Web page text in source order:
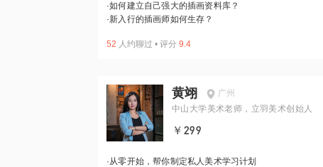
·如何建立自己强大的插画资料库？
·新入行的插画师如何生存？
52 人约聊过 • 评分 9.4
黄翊
广州
中山大学美术老师，立羽美术创始人
￥299
·从零开始，帮你制定私人美术学习计划